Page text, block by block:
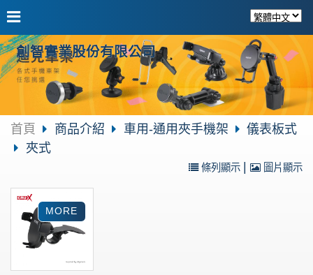
創智實業股份有限公司
首頁 商品介紹 車用-通用夾手機架
儀表板式
夾式
條列顯示 圖片顯示